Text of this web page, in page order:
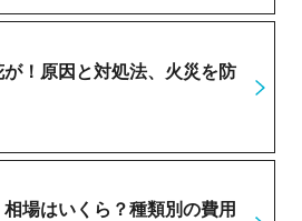
！原因と対処法、火災を防
場はいくら？種類別の費用